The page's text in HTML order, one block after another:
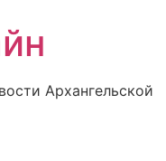
Архангельской